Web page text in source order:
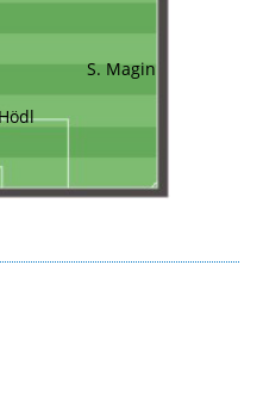
S. Magin